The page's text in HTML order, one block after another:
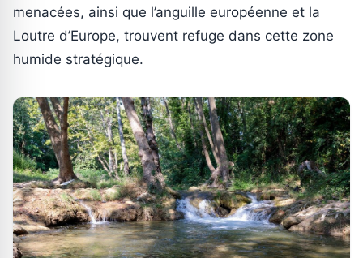
menacées, ainsi que l’anguille européenne et la
Loutre d’Europe, trouvent refuge dans cette zone
humide stratégique.